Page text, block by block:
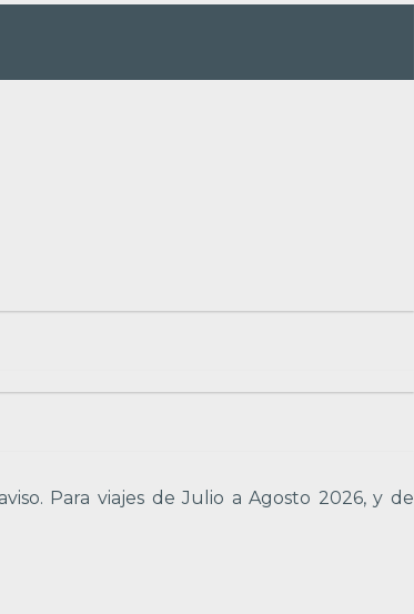
Para viajes de Julio a Agosto 2026, y de